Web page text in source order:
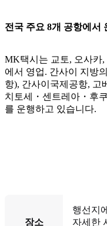
전국 주요 8개 공항에서
MK택시는 교토, 오사카,
에서 영업. 간사이 지방
항), 간사이국제공항, 고
치토세・센트레아・후
를 운행하고 있습니다.
장소
행선지
자세한